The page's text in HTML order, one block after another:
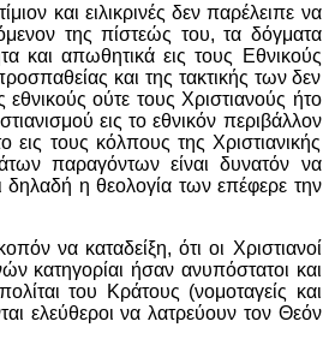
και ειλικρινές δεν παρέλειπε να
της πίστεώς του, τα δόγματα
και απωθητικά εις τους Εθνικούς
και της τακτικής των δεν
ούτε τους Χριστιανούς ήτο
εις το εθνικόν περιβάλλον
τους κόλπους της Χριστιανικής
παραγόντων είναι δυνατόν να
δηλαδή η θεολογία των επέφερε την
να καταδείξη, ότι οι Χριστιανοί
κατηγορίαι ήσαν ανυπόστατοι και
του Κράτους (νομοταγείς και
ελεύθεροι να λατρεύουν τον Θεόν